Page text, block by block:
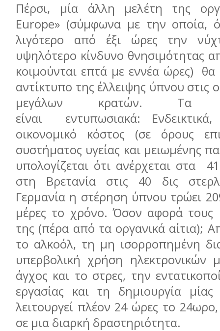
Πέρσι, μία άλλη μελέτη της
Europe» (σύμφωνα με την οποία,
λιγότερο από έξι ώρες την
υψηλότερο κίνδυνο θνησιμότητας
κοιμούνται επτά με εννέα ώρες) θα
αντίκτυπο της έλλειψης ύπνου στις
μεγάλων κρατών. Τα
είναι εντυπωσιακά:
οικονομικό κόστος (σε όρους
συστήματος υγείας και μειωμένης
υπολογίζεται ότι ανέρχεται στα
στη Βρετανία στις 40 δις
Γερμανία η στέρηση ύπνου τρώει
μέρες το χρόνο. Όσον αφορά τους
της (πέρα από τα οργανικά αίτια);
το αλκοόλ, τη μη ισορροπημένη
υπερβολική χρήση ηλεκτρονικών
άγχος και το στρες, την
εργασίας και τη δημιουργία
λειτουργεί πλέον 24 ώρες το
σε μια διαρκή δραστηριότητα.